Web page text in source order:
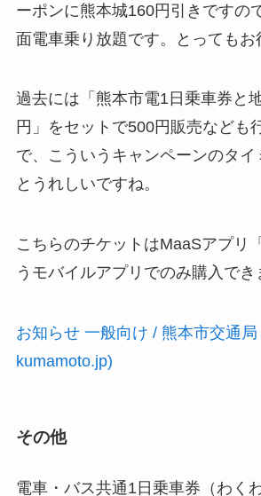
ーポンに熊本城160円引きですの
面電車乗り放題です。とってもお
過去には「熊本市電1日乗車券と
円」をセットで500円販売なども
で、こういうキャンペーンのタイ
とうれしいですね。
こちらのチケットはMaaSアプリ
うモバイルアプリでのみ購入でき
お知らせ 一般向け / 熊本市交通
kumamoto.jp)
その他
電車・バス共通1日乗車券（わく